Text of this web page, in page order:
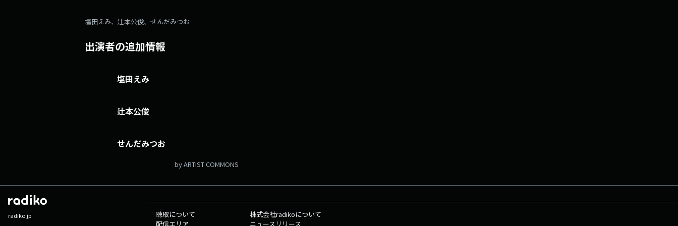
塩田えみ、辻本公俊、せんだみつお
出演者の追加情報
塩田えみ
辻本公俊
せんだみつお
by ARTIST COMMONS
radiko.jp
聴取について
配信エリア
株式会社radikoについて
ニュースリリース